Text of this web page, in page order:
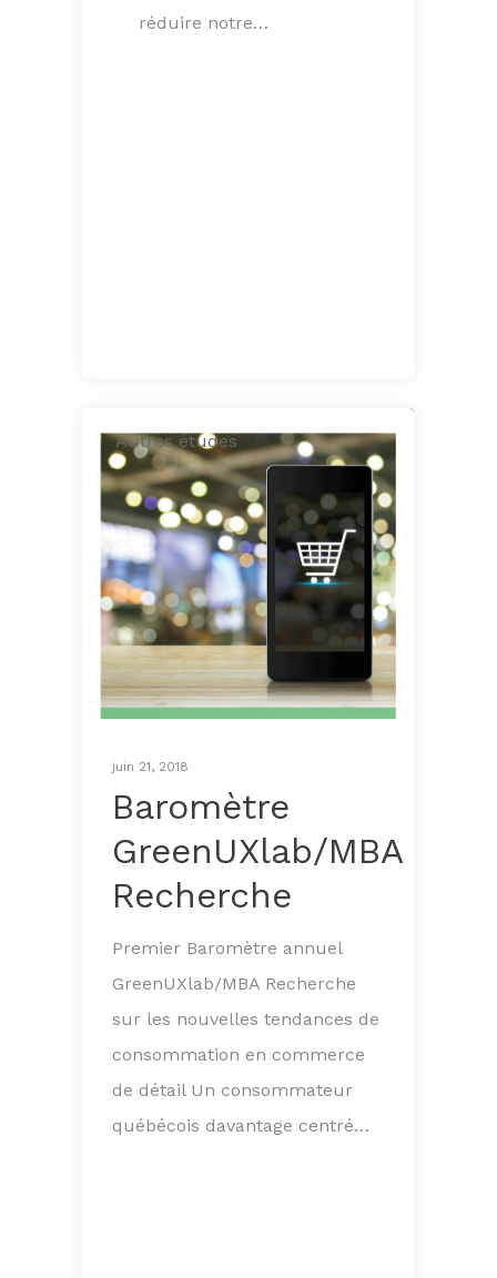
réduire notre…
Autres études
juin 21, 2018
Baromètre
GreenUXlab/MBA
Recherche
Premier Baromètre annuel
GreenUXlab/MBA Recherche
sur les nouvelles tendances de
consommation en commerce
de détail Un consommateur
québécois davantage centré…